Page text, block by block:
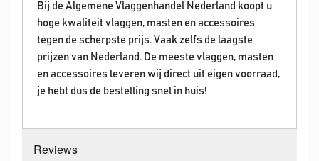
Bij de Algemene Vlaggenhandel Nederland koopt u
hoge kwaliteit vlaggen, masten en accessoires
tegen de scherpste prijs. Vaak zelfs de laagste
prijzen van Nederland. De meeste vlaggen, masten
en accessoires leveren wij direct uit eigen voorraad,
je hebt dus de bestelling snel in huis!
Reviews